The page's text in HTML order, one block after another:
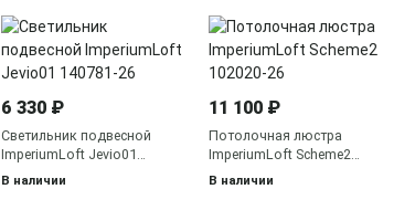
6 330 ₽
Светильник подвесной
ImperiumLoft Jevio01
140781-26
В наличии
11 100 ₽
Потолочная люстра
ImperiumLoft Scheme2
102020-26
В наличии